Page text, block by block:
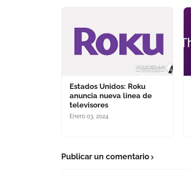
Estados Unidos: Roku
anuncia nueva linea de
televisores
Enero 03, 2024
Publicar un comentario